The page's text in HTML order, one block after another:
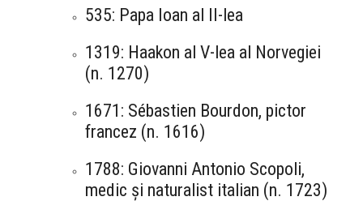
535: Papa Ioan al II-lea
1319: Haakon al V-lea al Norvegiei
(n. 1270)
1671: Sébastien Bourdon, pictor
francez (n. 1616)
1788: Giovanni Antonio Scopoli,
medic și naturalist italian (n. 1723)